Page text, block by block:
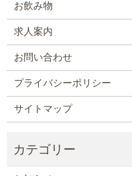
お飲み物
求人案内
お問い合わせ
プライバシーポリシー
サイトマップ